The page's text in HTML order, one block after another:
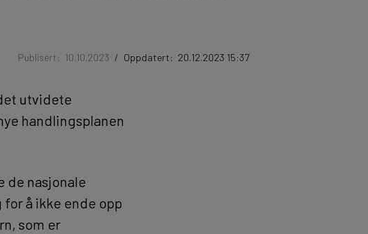
Publisert: 10.10.2023 / Oppdatert: 20.12.2023 15:37
utvidete
handlingsplanen
de nasjonale
å ikke ende opp
som er